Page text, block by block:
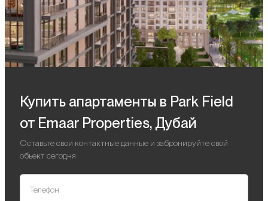
Купить апартаменты в Park Field
от Emaar Properties, Дубай
Оставьте свои контактные данные и забронируйте свой
объект сегодня
Телефон